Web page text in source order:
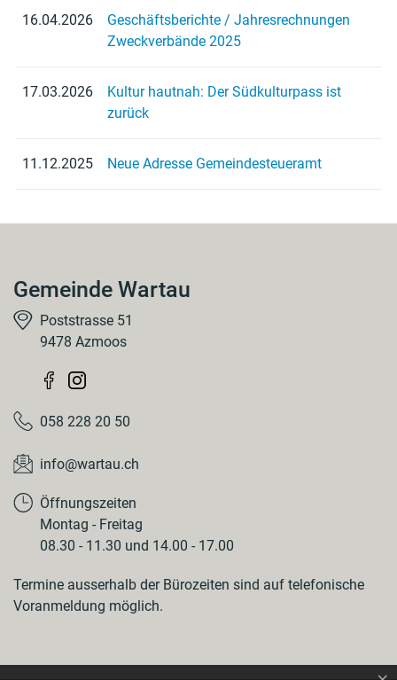
16.04.2026
Geschäftsberichte / Jahresrechnungen
Zweckverbände 2025
17.03.2026
Kultur hautnah: Der Südkulturpass ist
zurück
11.12.2025 Neue Adresse Gemeindesteueramt
Gemeinde Wartau
Poststrasse 51
9478 Azmoos
058 228 20 50
info@wartau.ch
Öffnungszeiten
Montag - Freitag
08.30 - 11.30 und 14.00 - 17.00
Termine ausserhalb der Bürozeiten sind auf telefonische
Voranmeldung möglich.